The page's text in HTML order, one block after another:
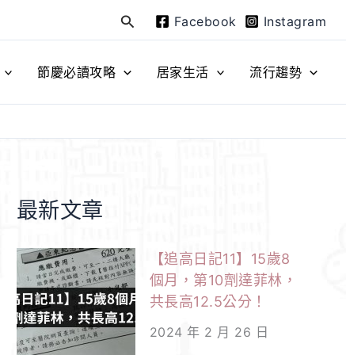
搜
尋
Facebook Instagram
節慶必讀攻略 居家生活 流行趨勢
最新文章
【追高日記11】15歲8
個月，第10劑達菲林，
共長高12.5公分！
2024 年 2 月 26 日